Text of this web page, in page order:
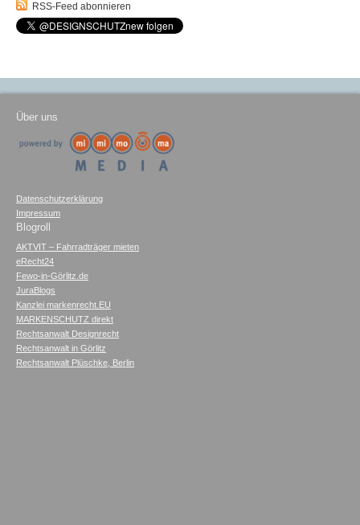
RSS-Feed abonnieren
Über uns
Datenschutzerklärung
Impressum
Blogroll
AKTVIT – Fahrradträger mieten
eRecht24
Fewo-in-Görlitz.de
JuraBlogs
Kanzlei markenrecht.EU
MARKENSCHUTZ direkt
Rechtsanwalt Designrecht
Rechtsanwalt in Görlitz
Rechtsanwalt Plüschke, Berlin